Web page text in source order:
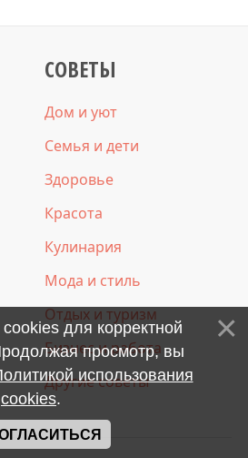
СОВЕТЫ
Дом и уют
Семья и дети
Здоровье
Красота
Кулинария
Мода и стиль
Отдых и туризм
Бизнес и работа
Другие советы
для корректной
просмотр, вы
использования
cookies.